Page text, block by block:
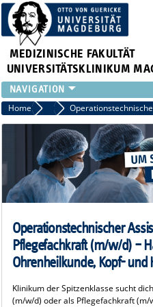
MEDIZINISCHE FAKULTÄT
UNIVERSITÄTSKLINIKUM
INSTITUTE
KLINIKEN
ZENTRALE EINRICHTUNGEN
FORSCHUNG
PRESSE
ÜBER UNS
INTRANET
Home OP- und Anästhesiepflege
Operationstechnischer
Pflegefachkraft (m/w/d) –
Ohrenheilkunde, Kopf- und
Klinikum der Spitzenklasse sucht
(m/w/d) oder als Pflegefachkraft (m/